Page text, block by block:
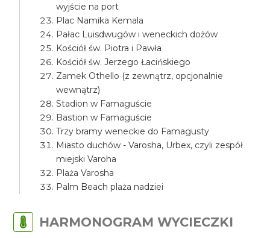
wyjście na port
Plac Namika Kemala
Pałac Luisdwugów i weneckich dożów
Kościół św. Piotra i Pawła
Kościół św. Jerzego Łacińskiego
Zamek Othello (z zewnątrz, opcjonalnie
wewnątrz)
Stadion w Famaguście
Bastion w Famaguście
Trzy bramy weneckie do Famagusty
Miasto duchów - Varosha, Urbex, czyli zespół
miejski Varoha
Plaża Varosha
Palm Beach plaża nadziei
HARMONOGRAM WYCIECZKI